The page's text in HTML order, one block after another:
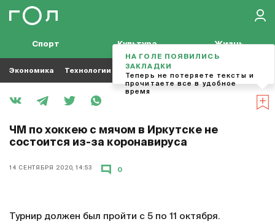
Спорт Культура Жизнь
Экономика Технологии Кино Футбол
ЧМ по хоккею с мячом в Иркутске не
состоится из-за коронавируса
14 СЕНТЯБРЯ 2020, 14:53 0
Турнир должен был пройти с 5 по 11 октября.
НА ГОЛЕ ПОЯВИЛИСЬ
ЗАКЛАДКИ
Теперь не потеряете тексты и
прочитаете все в удобное
время